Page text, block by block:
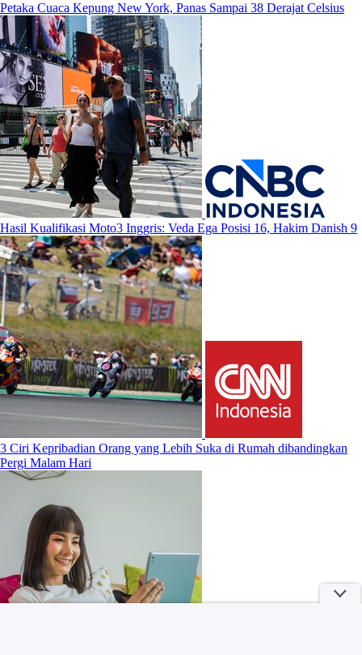
Petaka Cuaca Kepung New York, Panas Sampai 38 Derajat Celsius
Hasil Kualifikasi Moto3 Inggris: Veda Ega Posisi 16, Hakim Danish 9
3 Ciri Kepribadian Orang yang Lebih Suka di Rumah dibandingkan
Pergi Malam Hari